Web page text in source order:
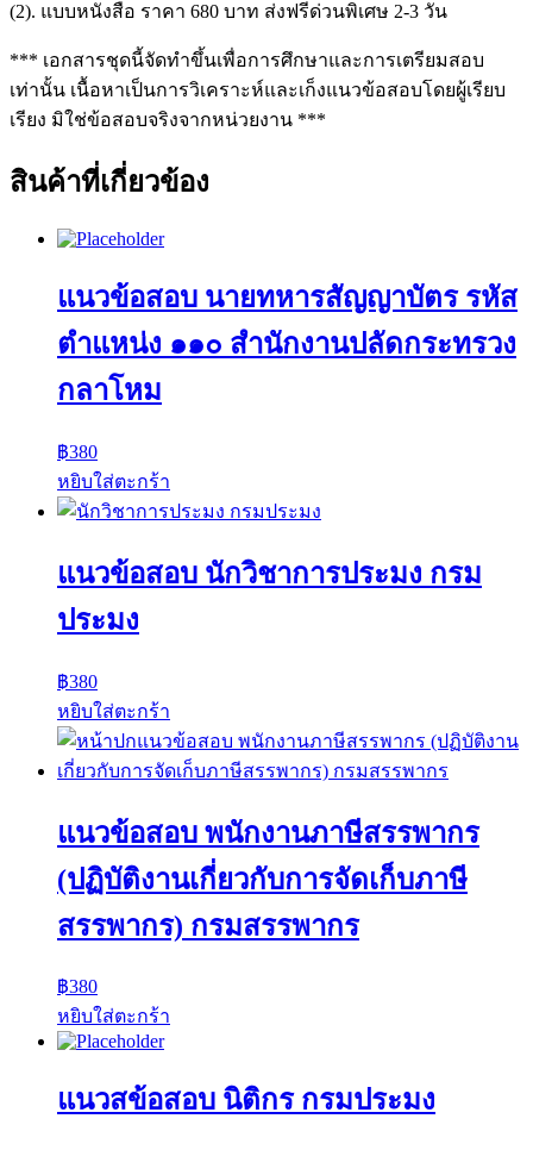
(2). แบบหนังสือ ราคา 680 บาท ส่งฟรีด่วนพิเศษ 2-3 วัน
*** เอกสารชุดนี้จัดทำขึ้นเพื่อการศึกษาและการเตรียมสอบ
เท่านั้น เนื้อหาเป็นการวิเคราะห์และเก็งแนวข้อสอบโดยผู้เรียบ
เรียง มิใช่ข้อสอบจริงจากหน่วยงาน ***
สินค้าที่เกี่ยวข้อง
แนวข้อสอบ นายทหารสัญญาบัตร รหัส
ตำแหน่ง ๑๑๐ สำนักงานปลัดกระทรวง
กลาโหม
฿380
หยิบใส่ตะกร้า
แนวข้อสอบ นักวิชาการประมง กรม
ประมง
฿380
หยิบใส่ตะกร้า
แนวข้อสอบ พนักงานภาษีสรรพากร
(ปฏิบัติงานเกี่ยวกับการจัดเก็บภาษี
สรรพากร) กรมสรรพากร
฿380
หยิบใส่ตะกร้า
แนวสข้อสอบ นิติกร กรมประมง